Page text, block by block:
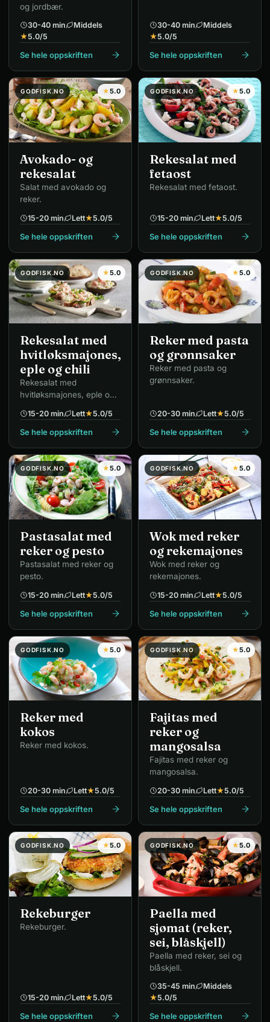
og jordbær.
30-40 min
Middels
★5.0/5
Se hele oppskriften
30-40 min
Middels
★5.0/5
Se hele oppskriften
GODFISK.NO ★5.0
Avokado- og
rekesalat
Salat med avokado og
reker.
15-20 min Lett★5.0/5
Se hele oppskriften
GODFISK.NO ★5.0
Rekesalat med
fetaost
Rekesalat med fetaost.
15-20 min Lett★5.0/5
Se hele oppskriften
GODFISK.NO ★5.0
Rekesalat med
hvitløksmajones,
eple og chili
Rekesalat med
hvitløksmajones, eple og
15-20 min Lett★5.0/5
Se hele oppskriften
GODFISK.NO ★5.0
Reker med pasta
og grønnsaker
Reker med pasta og
grønnsaker.
20-30 min Lett★5.0/5
Se hele oppskriften
GODFISK.NO ★5.0
Pastasalat med
reker og pesto
Pastasalat med reker og
pesto.
15-20 min Lett★5.0/5
Se hele oppskriften
GODFISK.NO ★5.0
Wok med reker
og rekemajones
Wok med reker og
rekemajones.
15-20 min Lett★5.0/5
Se hele oppskriften
GODFISK.NO ★5.0
Reker med
kokos
Reker med kokos.
20-30 min Lett★5.0/5
Se hele oppskriften
GODFISK.NO ★5.0
Fajitas med
reker og
mangosalsa
Fajitas med reker og
mangosalsa.
20-30 min Lett★5.0/5
Se hele oppskriften
GODFISK.NO ★5.0
Rekeburger
Rekeburger.
15-20 min Lett★5.0/5
Se hele oppskriften
GODFISK.NO ★5.0
Paella med
sjømat (reker,
sei, blåskjell)
Paella med reker, sei og
blåskjell.
35-45 min
Middels
★5.0/5
Se hele oppskriften